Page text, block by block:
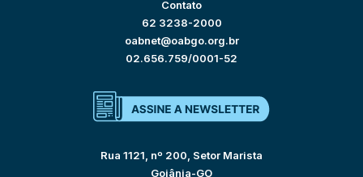
Contato
62 3238-2000
oabnet@oabgo.org.br
02.656.759/0001-52
Rua 1121, nº 200, Setor Marista
Goiânia-GO